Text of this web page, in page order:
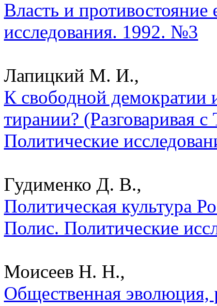
Власть и
исследования. 1992. №3
Лапицкий М. И.,
К свободной демократии
тирании? (Разговаривая
Политические
Гудименко Д. В.,
Политическая культура
Полис. Политические
Моисеев Н. Н.,
Общественная эволюция,